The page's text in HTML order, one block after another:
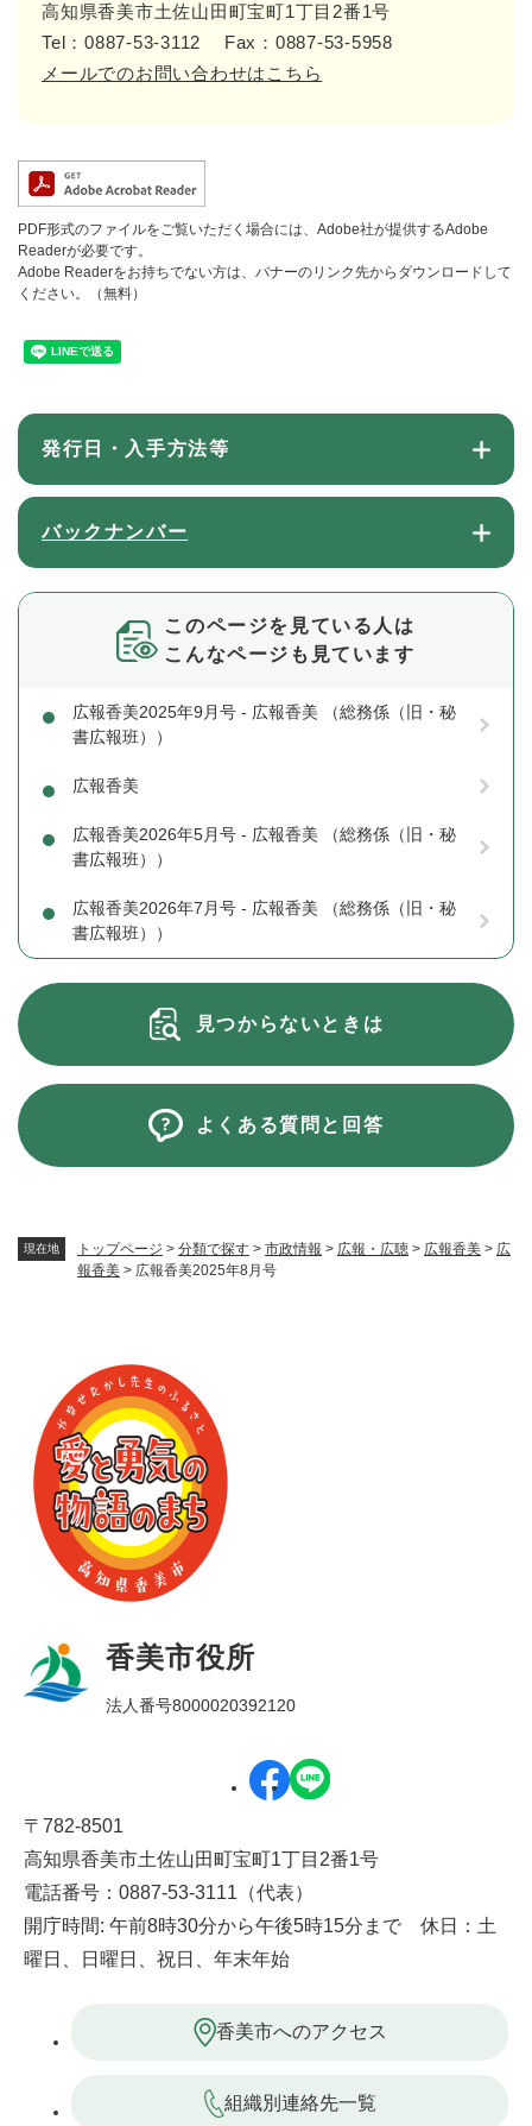
現在地 トップページ > 分類で探す > 市政情報 > 広報・広聴 > 広報香美 > 広
報香美 > 広報香美2025年8月号
高知県香美市土佐山田町宝町1丁目2番1号
Tel：0887-53-3112
Fax：0887-53-5958
メールでのお問い合わせはこちら
PDF形式のファイルをご覧いただく場合には、Adobe社が提供するAdobe
Readerが必要です。
Adobe Readerをお持ちでない方は、バナーのリンク先からダウンロードして
ください。（無料）
発行日・入手方法等
バックナンバー
このページを見ている人は
こんなページも見ています
広報香美2025年9月号 - 広報香美 （総務係（旧・秘
書広報班））
広報香美
広報香美2026年5月号 - 広報香美 （総務係（旧・秘
書広報班））
広報香美2026年7月号 - 広報香美 （総務係（旧・秘
書広報班））
見つからないときは
よくある質問と回答
香美市役所
法人番号8000020392120
〒782-8501
高知県香美市土佐山田町宝町1丁目2番1号
電話番号：0887-53-3111（代表）
開庁時間: 午前8時30分から午後5時15分まで 休日：土
曜日、日曜日、祝日、年末年始
香美市へのアクセス
組織別連絡先一覧